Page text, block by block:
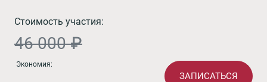
Стоимость участия:
46 000 ₽
Экономия:
ЗАПИСАТЬСЯ